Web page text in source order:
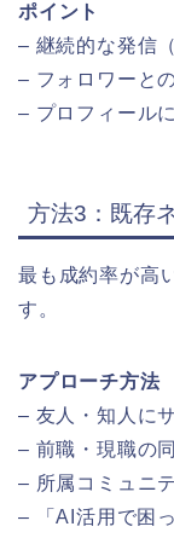
ポイント
– 継続的な発信
– フォロワーと
– プロフィール
方法3：既存
最も成約率が高
す。
アプローチ方法
– 友人・知人に
– 前職・現職の
– 所属コミュニ
– 「AI活用で困